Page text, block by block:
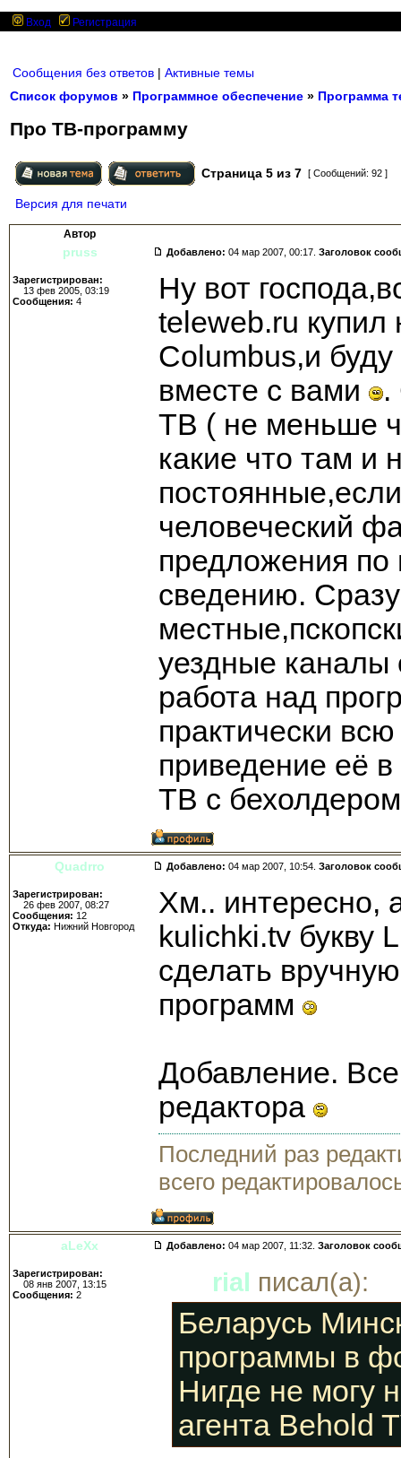
Вход Регистрация
Сообщения без ответов | Активные темы
Список форумов » Программное обеспечение » Программа
Про ТВ-программу
Страница 5 из 7 [ Сообщений: 92 ]
Версия для печати
Автор
pruss Добавлено: 04 мар 2007, 00:17. Заголовок
Зарегистрирован:
13 фев 2005, 03:19
Сообщения: 4
Ну вот
teleweb.ru купил
Columbus,и
вместе с вами
.
ТВ ( не меньше
какие что там и
человеческий
предложения по
сведению.
уездные каналы
работа над
практически
приведение её
ТВ с
Quadrro Добавлено: 04 мар 2007, 10:54. Заголовок
Зарегистрирован:
26 фев 2007, 08:27
Сообщения: 12
Откуда: Нижний Новгород
Хм.. интересно,
kulichki.tv букву
сделать
программ
Добавление.
редактора
Последний раз
всего
aLeXx Добавлено: 04 мар 2007, 11:32. Заголовок
Зарегистрирован:
08 янв 2007, 13:15
Сообщения: 2 rial писал(а):
Беларусь
программы в
Нигде не могу
агента Behold